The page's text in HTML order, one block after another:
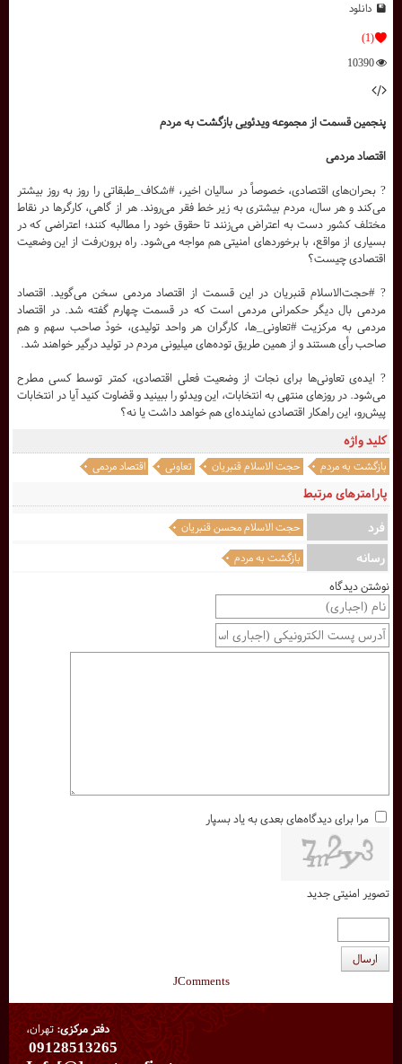
دانلود
(1)
10390
پنجمین قسمت از مجموعه ویدئویی بازگشت به مردم
اقتصاد مردمی
? بحران‌های اقتصادی، خصوصاً در سالیان اخیر، #شکاف_طبقاتی را روز به روز بیشتر
می‌کند و هر سال، مردم بیشتری به زیر خط فقر می‌روند. هر از گاهی، کارگرها در نقاط
مختلف کشور دست به اعتراض می‌زنند تا حقوق خود را مطالبه کنند؛ اعتراضی که در
بسیاری از مواقع، با برخوردهای امنیتی هم مواجه می‌شود. راه برون‌رفت از این وضعیت
اقتصادی چیست؟
? #حجت‌الاسلام قنبریان در این قسمت از اقتصاد مردمی سخن می‌گوید. اقتصاد
مردمی بال دیگر حکمرانی مردمی است که در قسمت چهارم گفته شد. در اقتصاد
مردمی به مرکزیت #تعاونی_ها، کارگران هر واحد تولیدی، خودْ صاحب سهم و هم
صاحب رأی هستند و از همین طریق توده‌های میلیونی مردم در تولید درگیر خواهند شد.
? ایده‌ی تعاونی‌ها برای نجات از وضعیت فعلی اقتصادی، کمتر توسط کسی مطرح
می‌شود. در روزهای منتهی به انتخابات، این ویدئو را ببینید و قضاوت کنید آیا در انتخابات
پیش‌رو، این راهکار اقتصادی نماینده‌ای هم خواهد داشت یا نه؟
کلید واژه
بازگشت به مردم حجت الاسلام قنبریان تعاونی اقتصاد مردمی
پارامترهای مرتبط
فرد
حجت الاسلام محسن قنبریان
رسانه بازگشت به مردم
نوشتن دیدگاه
مرا برای دیدگاه‌های بعدی به یاد بسپار
تصویر امنیتی جدید
ارسال
JComments
دفتر مرکزی:تهران،
09128513265